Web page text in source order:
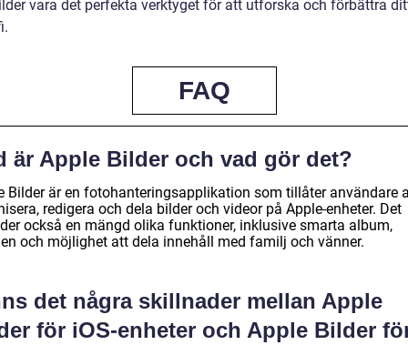
vara det perfekta verktyget för att utforska och förbättra
FAQ
är Apple Bilder och vad gör det?
Bilder är en fotohanteringsapplikation som tillåter användare
redigera och dela bilder och videor på Apple-enheter. Det
också en mängd olika funktioner, inklusive smarta album,
och möjlighet att dela innehåll med familj och vänner.
det några skillnader mellan Apple
för iOS-enheter och Apple Bilder